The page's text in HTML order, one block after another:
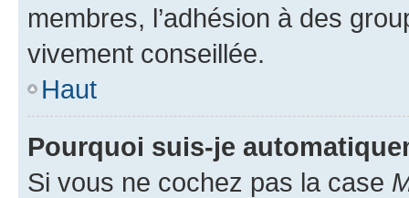
membres, l’adhésion à des
vivement conseillée.
Haut
Pourquoi suis-je
Si vous ne cochez pas la case